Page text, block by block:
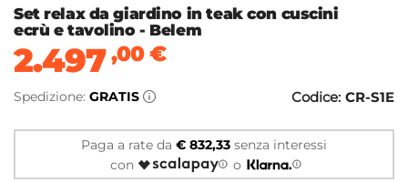
Set relax da giardino in teak con cuscini
ecrù e tavolino - Belem
2.497,00€
Spedizione: GRATIS Codice: CR-S1E
Paga a rate da € 832,33 senza interessi
con
o